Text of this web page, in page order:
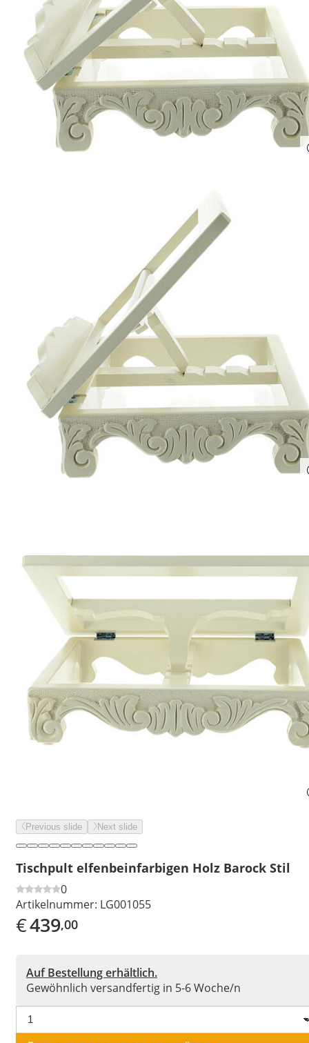
Previous slide Next slide
Tischpult elfenbeinfarbigen Holz Barock Stil
0
Artikelnummer: LG001055
€439,00
Auf Bestellung erhältlich.
Gewöhnlich versandfertig in 5-6 Woche/n